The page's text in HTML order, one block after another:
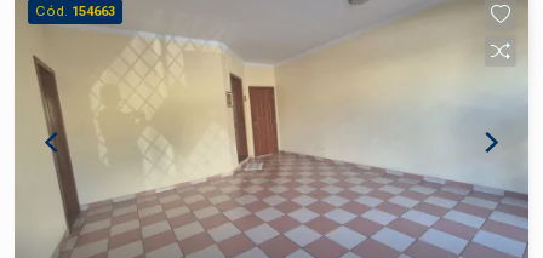
Cód. 154663